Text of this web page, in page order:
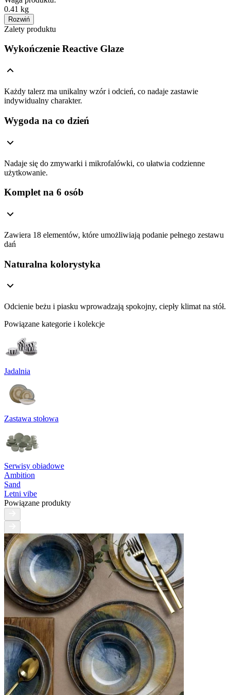
0.41 kg
Rozwiń
Zalety produktu
Wykończenie Reactive Glaze
Każdy talerz ma unikalny wzór i odcień, co nadaje zastawie
indywidualny charakter.
Wygoda na co dzień
Nadaje się do zmywarki i mikrofalówki, co ułatwia codzienne
użytkowanie.
Komplet na 6 osób
Zawiera 18 elementów, które umożliwiają podanie pełnego zestawu
dań
Naturalna kolorystyka
Odcienie beżu i piasku wprowadzają spokojny, ciepły klimat na stół.
Powiązane kategorie i kolekcje
Jadalnia
Zastawa stołowa
Serwisy obiadowe
Ambition
Sand
Letni vibe
Powiązane produkty